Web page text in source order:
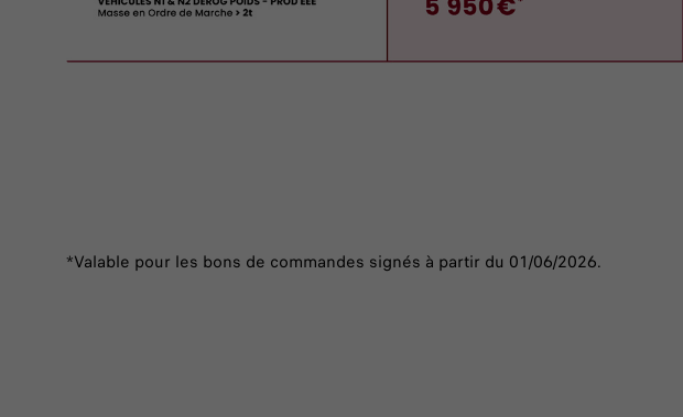
*Valable pour les bons de commandes signés à partir du 01/06/2026.